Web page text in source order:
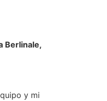
Berlinale,
y mi